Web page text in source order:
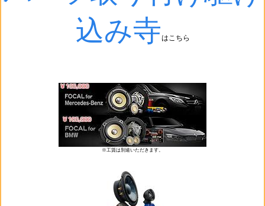
込み寺はこちら
※工賃は別途いただきます。